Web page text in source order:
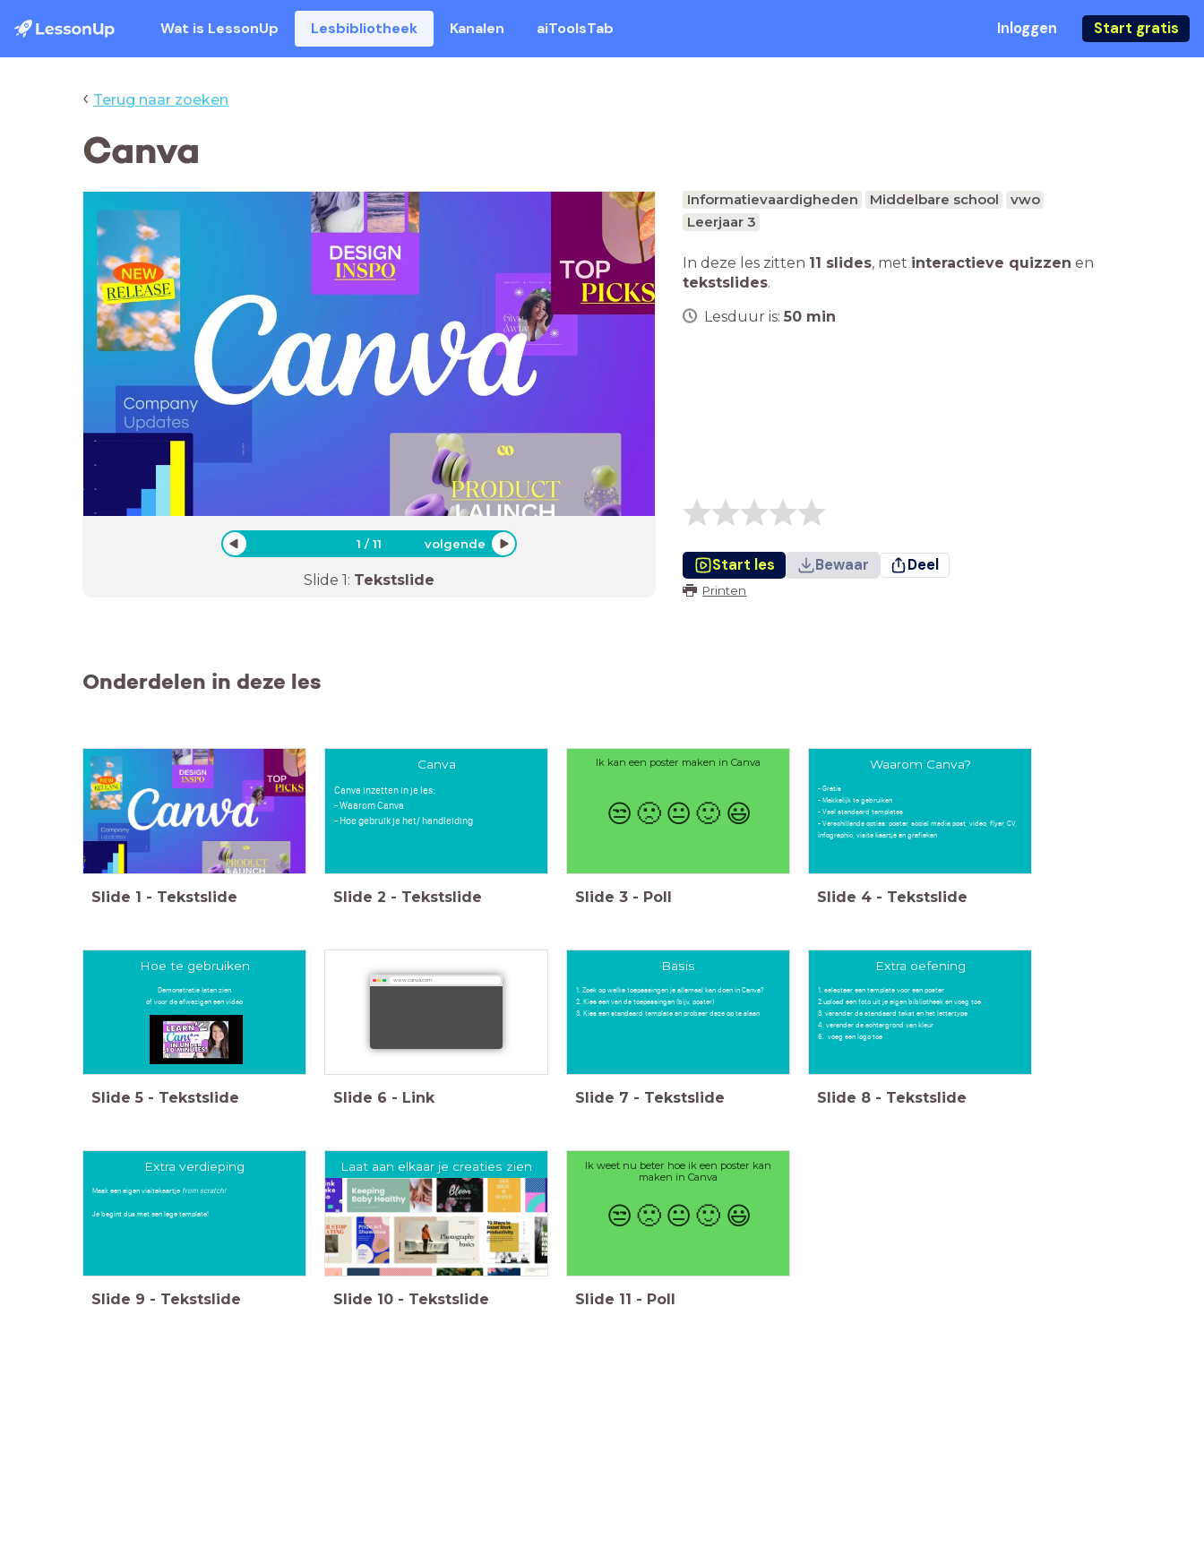
Wat is LessonUp Lesbibliotheek Kanalen aiToolsTab Inloggen Start gratis
‹ Terug naar zoeken
Canva
1 /11 volgende
Slide 1: Tekstslide
Informatievaardigheden Middelbare school
vwo
Leerjaar 3
In deze les zitten 11 slides, met interactieve quizzen en
tekstslides.
Lesduur is: 50 min
Start les Bewaar Deel
Printen
Onderdelen in deze les
Slide 1 - Tekstslide
Canva
Canva inzetten in je les:
- Waarom Canva
- Hoe gebruik je het/ handleiding
Slide 2 - Tekstslide
Ik kan een poster maken in Canva
😒 🙁 😐 🙂 😃
Slide 3 - Poll
Waarom Canva?
- Gratis
- Makkelijk te gebruiken
- Veel standaard templates
- Verschillende opties: poster, social media post, video, flyer, CV,
infographic, visite kaartje en grafieken
Slide 4 - Tekstslide
Hoe te gebruiken
Demonstratie laten zien
of voor de afwezigen een video
Slide 5 - Tekstslide
www.canva.com
Slide 6 - Link
Basis
1. Zoek op welke toepassingen je allemaal kan doen in Canva?
2. Kies een van de toepassingen (bijv. poster)
3. Kies een standaard template en probeer deze op te slaan
Slide 7 - Tekstslide
Extra oefening
1. selecteer een template voor een poster
2.upload een foto uit je eigen bibliotheek en voeg toe
3. verander de standaard tekst en het lettertype
4. verander de achtergrond van kleur
5. voeg een logo toe
Slide 8 - Tekstslide
Extra verdieping
Maak een eigen visitekaartjefrom scratch!
Je begint dus met een lege template!
Slide 9 - Tekstslide
Laat aan elkaar je creaties zien
Slide 10 - Tekstslide
Ik weet nu beter hoe ik een poster kan
maken in Canva
😒 🙁 😐 🙂 😃
Slide 11 - Poll